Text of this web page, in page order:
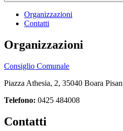
Organizzazioni
Contatti
Organizzazioni
Consiglio Comunale
Piazza Athesia, 2, 35040 Boara
Telefono: 0425 484008
Contatti